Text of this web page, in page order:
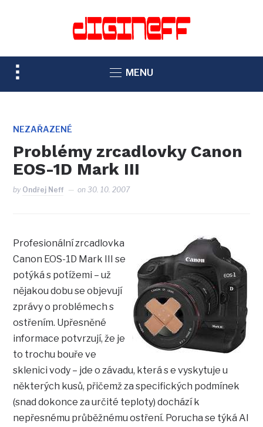
TOGGLE
SIDEBAR
NAVIGATION
MENU
NEZAŘAZENÉ
Problémy zrcadlovky Canon
EOS-1D Mark III
by Ondřej Neff on30. 10. 2007
Profesionální zrcadlovka
Canon EOS-1D Mark III se
potýká s potížemi – už
nějakou dobu se objevují
zprávy o problémech s
ostřením. Upřesněné
informace potvrzují, že je
to trochu bouře ve
sklenici vody – jde o závadu, která s e vyskytuje u
některých kusů, přičemž za specifických podmínek
(snad dokonce za určité teploty) dochází k
nepřesnému průběžnému ostření. Porucha se týká AI